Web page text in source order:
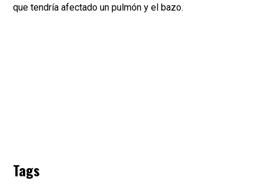
que tendría afectado un pulmón y el bazo.
Tags